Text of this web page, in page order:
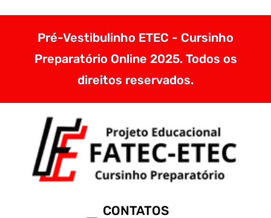
Pré-Vestibulinho ETEC - Cursinho
Preparatório Online 2025. Todos os
direitos reservados.
CONTATOS